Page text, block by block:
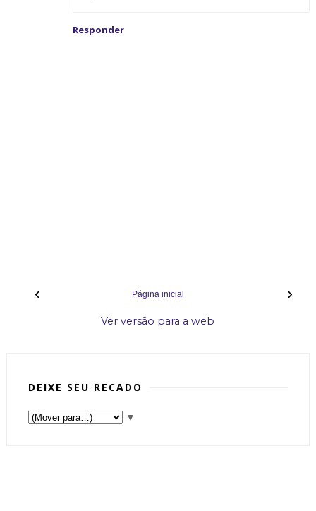
Responder
‹ ›
Página inicial
Ver versão para a web
DEIXE SEU RECADO
▼